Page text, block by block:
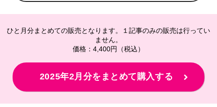
ひと月分まとめての販売となります。１記事のみの販売は行ってい
ません。
価格：4,400円（税込）
2025年2月分をまとめて購入する